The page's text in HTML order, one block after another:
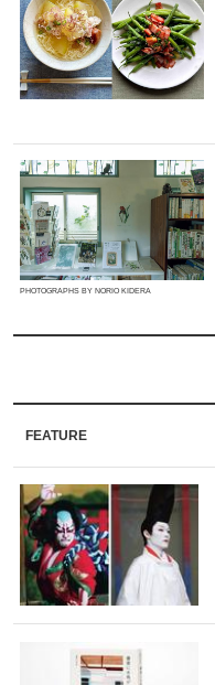
PHOTOGRAPHS BY NORIO KIDERA
FEATURE